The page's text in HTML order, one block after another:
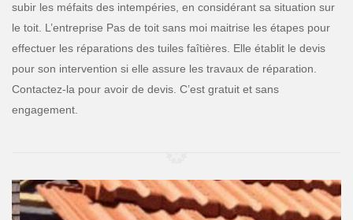
subir les méfaits des intempéries, en considérant sa situation sur
le toit. L’entreprise Pas de toit sans moi maitrise les étapes pour
effectuer les réparations des tuiles faîtières. Elle établit le devis
pour son intervention si elle assure les travaux de réparation.
Contactez-la pour avoir de devis. C’est gratuit et sans
engagement.